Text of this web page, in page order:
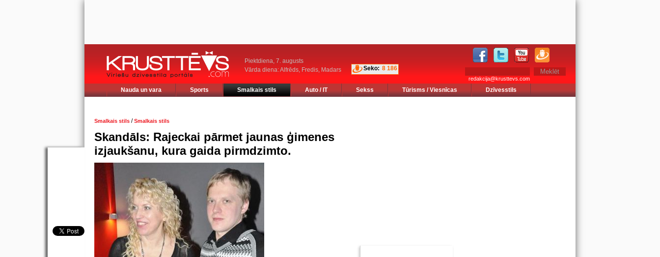
Piektdiena, 7. augusts
Vārda diena: Alfrēds, Fredis, Madars
Seko: 8 186
redakcija@krusttevs.com
Nauda un vara Sports Smalkais stils Auto / IT Sekss Tūrisms / Viesnīcas Dzīvesstils
Smalkais stils /Smalkais stils
Skandāls: Rajeckai pārmet jaunas ģimenes
izjaukšanu, kura gaida pirmdzimto.